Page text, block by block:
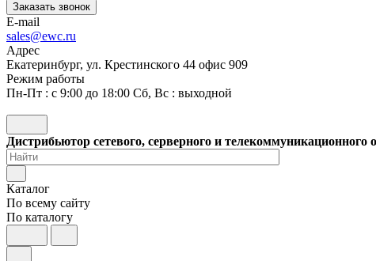
Заказать звонок
E-mail
sales@ewc.ru
Адрес
Екатеринбург, ул. Крестинского 44 офис 909
Режим работы
Пн-Пт : с 9:00 до 18:00 Сб, Вс : выходной
Дистрибьютор сетевого, серверного и телекоммуникационного
Каталог
По всему сайту
По каталогу